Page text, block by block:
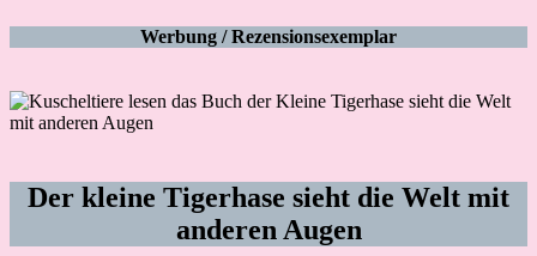
Werbung / Rezensionsexemplar
Der kleine Tigerhase sieht die Welt mit
anderen Augen